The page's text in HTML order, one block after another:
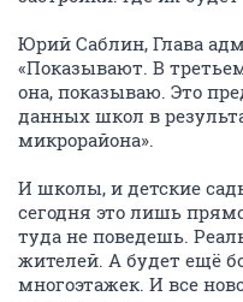
Юрий Саблин, Глава
«Показывают. В
она, показываю. Это
данных школ в
микрорайона».
И школы, и детские
сегодня это лишь
туда не поведешь.
жителей. А будет ещё
многоэтажек. И все